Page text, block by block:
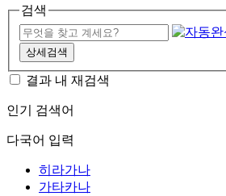
검색
상세검색
결과 내 재검색
인기 검색어
다국어 입력
히라가나
가타카나